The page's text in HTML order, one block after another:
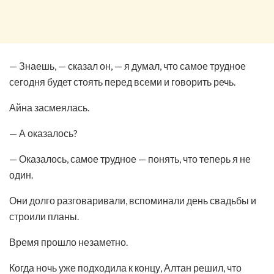
— Знаешь, — сказал он, — я думал, что самое трудное
сегодня будет стоять перед всеми и говорить речь.
Айна засмеялась.
— А оказалось?
— Оказалось, самое трудное — понять, что теперь я не
один.
Они долго разговаривали, вспоминали день свадьбы и
строили планы.
Время прошло незаметно.
Когда ночь уже подходила к концу, Алтан решил, что